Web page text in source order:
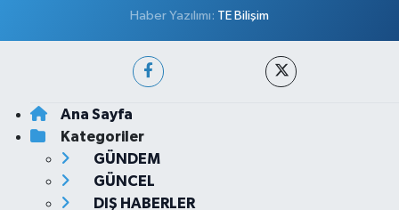
Haber Yazılımı: TE Bilişim
Ana Sayfa
Kategoriler
GÜNDEM
GÜNCEL
DIŞ HABERLER